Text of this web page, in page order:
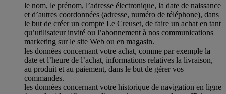
le nom, le prénom, l’adresse électronique, la date de naissance
et d’autres coordonnées (adresse, numéro de téléphone), dans
le but de créer un compte Le Creuset, de faire un achat en tant
qu’utilisateur invité ou l’abonnement à nos communications
marketing sur le site Web ou en magasin.
les données concernant votre achat, comme par exemple la
date et l’heure de l’achat, informations relatives la livraison,
au produit et au paiement, dans le but de gérer vos
commandes.
les données concernant votre historique de navigation en ligne